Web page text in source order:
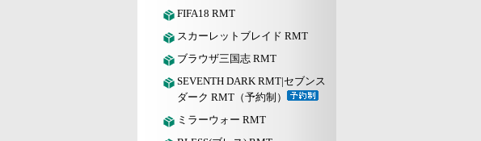
FIFA18 RMT
スカーレットブレイド RMT
ブラウザ三国志 RMT
SEVENTH DARK RMT|セブンス
ダーク RMT（予約制）
ミラーウォー RMT